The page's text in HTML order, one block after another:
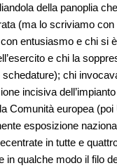
della panoplia
(ma lo scriviamo
entusiasmo e chi si
e chi la
chi
incisiva
Comunità europea
esposizione
in tutte e
in qualche modo il filo